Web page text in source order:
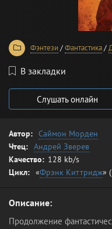
Фэнтези /Фантастика/
В закладки
Слушать онлайн
Автор: Саймон Морден
Чтец: Андрей Зверев
Качество: 128 kb/s
Цикл: «Фрэнк Киттридж»
Описание:
Продолжение